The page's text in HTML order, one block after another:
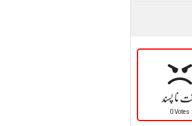
نا پسند
0 Votes